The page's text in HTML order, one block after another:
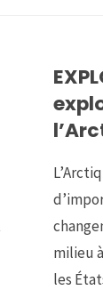
milieu
les